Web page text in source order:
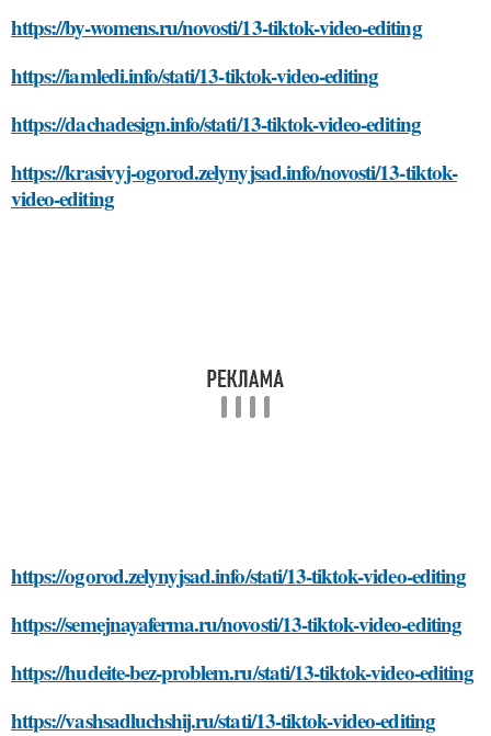
https://by-womens.ru/novosti/13-tiktok-video-editing
https://iamledi.info/stati/13-tiktok-video-editing
https://dachadesign.info/stati/13-tiktok-video-editing
https://krasivyj-ogorod.zelynyjsad.info/novosti/13-tiktok-
video-editing
https://ogorod.zelynyjsad.info/stati/13-tiktok-video-editing
https://semejnayaferma.ru/novosti/13-tiktok-video-editing
https://hudeite-bez-problem.ru/stati/13-tiktok-video-editing
https://vashsadluchshij.ru/stati/13-tiktok-video-editing